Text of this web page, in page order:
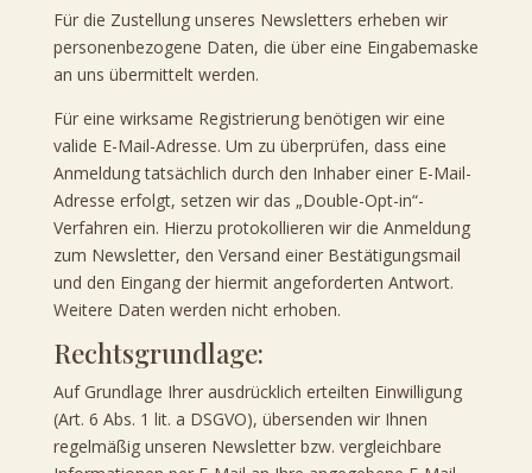
Für die Zustellung unseres Newsletters erheben wir
personenbezogene Daten, die über eine Eingabemaske
an uns übermittelt werden.
Für eine wirksame Registrierung benötigen wir eine
valide E-Mail-Adresse. Um zu überprüfen, dass eine
Anmeldung tatsächlich durch den Inhaber einer E-Mail-
Adresse erfolgt, setzen wir das „Double-Opt-in“-
Verfahren ein. Hierzu protokollieren wir die Anmeldung
zum Newsletter, den Versand einer Bestätigungsmail
und den Eingang der hiermit angeforderten Antwort.
Weitere Daten werden nicht erhoben.
Rechtsgrundlage:
Auf Grundlage Ihrer ausdrücklich erteilten Einwilligung
(Art. 6 Abs. 1 lit. a DSGVO), übersenden wir Ihnen
regelmäßig unseren Newsletter bzw. vergleichbare